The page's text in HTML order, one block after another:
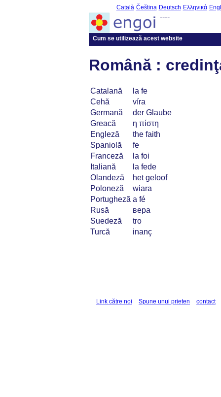
Català Čeština Deutsch Ελληνικά
----
Cum se utilizează acest website
Română :
Catalană
la fe
Cehă
víra
Germană
der Glaube
Greacă
η πίστη
Engleză
the faith
Spaniolă
fe
Franceză
la foi
Italiană
la fede
Olandeză
het geloof
Poloneză
wiara
Portugheză a fé
Rusă
вера
Suedeză
tro
Turcă
inanç
Link către noi Spune unui prieten contact